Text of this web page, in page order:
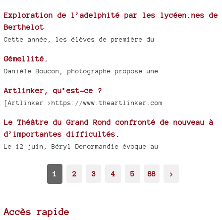
Exploration de l’adelphité par les lycéen.nes de
Berthelot
Cette année, les élèves de première du
Gémellité.
Danièle Boucon, photographe propose une
Artlinker, qu’est-ce ?
[Artlinker >https://www.theartlinker.com
Le Théâtre du Grand Rond confronté de nouveau à
d’importantes difficultés.
Le 12 juin, Béryl Denormandie évoque au
1 2 3 4 5 88 >
Accès rapide